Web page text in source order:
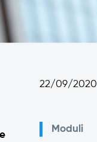
22/09/2020
Moduli